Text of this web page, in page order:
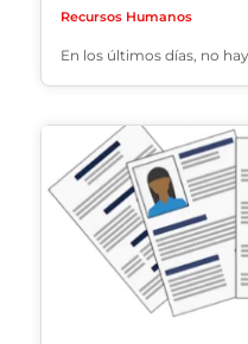
Recursos Humanos
En los últimos días, no